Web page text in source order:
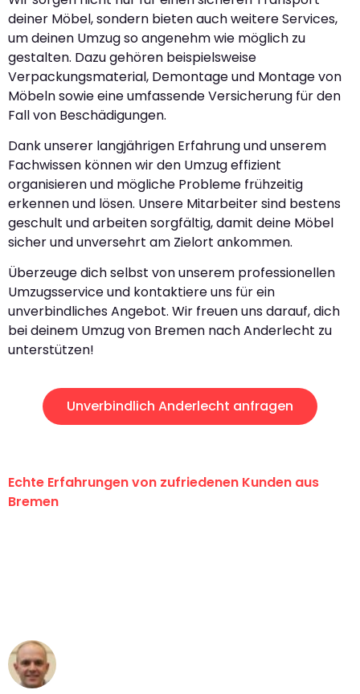
deiner Möbel, sondern bieten auch weitere Services,
um deinen Umzug so angenehm wie möglich zu
gestalten. Dazu gehören beispielsweise
Verpackungsmaterial, Demontage und Montage von
Möbeln sowie eine umfassende Versicherung für den
Fall von Beschädigungen.
Dank unserer langjährigen Erfahrung und unserem
Fachwissen können wir den Umzug effizient
organisieren und mögliche Probleme frühzeitig
erkennen und lösen. Unsere Mitarbeiter sind bestens
geschult und arbeiten sorgfältig, damit deine Möbel
sicher und unversehrt am Zielort ankommen.
Überzeuge dich selbst von unserem professionellen
Umzugsservice und kontaktiere uns für ein
unverbindliches Angebot. Wir freuen uns darauf, dich
bei deinem Umzug von Bremen nach Anderlecht zu
unterstützen!
Unverbindlich Anderlecht anfragen
Echte Erfahrungen von zufriedenen Kunden aus
Bremen